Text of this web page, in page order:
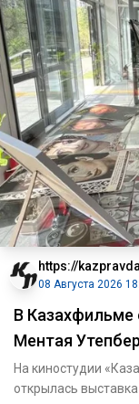
https://
08 Августа 2026
В Казахфильме
Ментая
На киностудии
открылась